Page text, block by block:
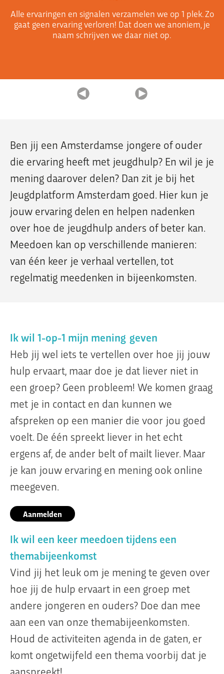
De adviesgroep
Alle ervaringen en signalen verzamelen we op 1 plek. Zo
gaat geen ervaring verloren! Dat doen we anoniem, je
naam schrijven we daar niet op.
Ben jij een Amsterdamse jongere of ouder
die ervaring heeft met jeugdhulp? En wil je je
mening daarover delen? Dan zit je bij het
Jeugdplatform Amsterdam goed. Hier kun je
jouw ervaring delen en helpen nadenken
over hoe de jeugdhulp anders of beter kan.
Meedoen kan op verschillende manieren:
van één keer je verhaal vertellen, tot
regelmatig meedenken in bijeenkomsten.
Ik wil 1-op-1 mijn mening geven
Heb jij wel iets te vertellen over hoe jij jouw
hulp ervaart, maar doe je dat liever niet in
een groep? Geen probleem! We komen graag
met je in contact en dan kunnen we
afspreken op een manier die voor jou goed
voelt. De één spreekt liever in het echt
ergens af, de ander belt of mailt liever. Maar
je kan jouw ervaring en mening ook online
meegeven.
Aanmelden
Ik wil een keer meedoen tijdens een
themabijeenkomst
Vind jij het leuk om je mening te geven over
hoe jij de hulp ervaart in een groep met
andere jongeren en ouders? Doe dan mee
aan een van onze themabijeenkomsten.
Houd de activiteiten agenda in de gaten, er
komt ongetwijfeld een thema voorbij dat je
aanspreekt!